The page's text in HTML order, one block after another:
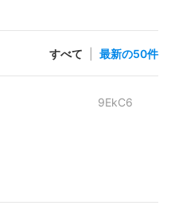
すべて 最新の50件
9EkC6